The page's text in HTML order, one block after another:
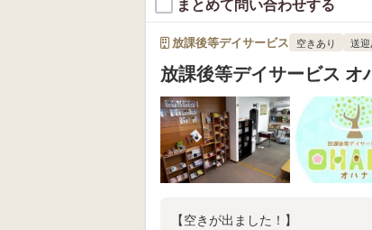
まとめて問い合わせする
放課後等デイサービス 空きあり 送迎
放課後等デイサービス オ
【空きが出ました！】